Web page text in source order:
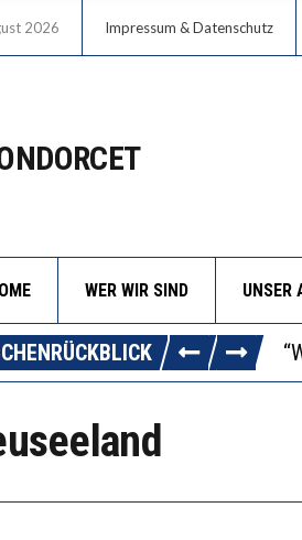
2026 Impressum & Datenschutz
WER WIR SIND UNSER